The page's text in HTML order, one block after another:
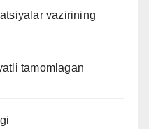
vazirining
tamomlagan